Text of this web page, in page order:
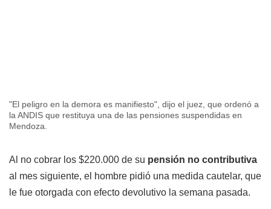
"El peligro en la demora es manifiesto", dijo el juez, que ordenó a
la ANDIS que restituya una de las pensiones suspendidas en
Mendoza.
Al no cobrar los $220.000 de su pensión no contributiva
al mes siguiente, el hombre pidió una medida cautelar, que
le fue otorgada con efecto devolutivo la semana pasada.